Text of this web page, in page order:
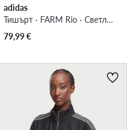
adidas
Тишърт · FARM Rio · Светлобежов
79,99€